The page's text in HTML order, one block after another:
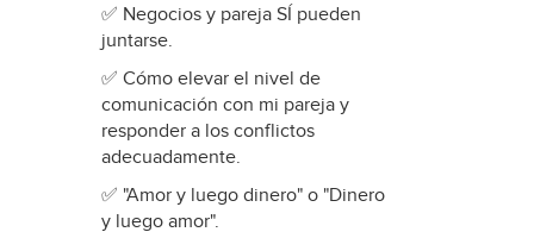
✅ Negocios y pareja SÍ pueden
juntarse.
✅ Cómo elevar el nivel de
comunicación con mi pareja y
responder a los conflictos
adecuadamente.
✅ "Amor y luego dinero" o "Dinero
y luego amor".